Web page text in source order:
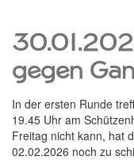
gegen
In der ersten Runde
19.45 Uhr am
Freitag nicht kann, hat
02.02.2026 noch zu